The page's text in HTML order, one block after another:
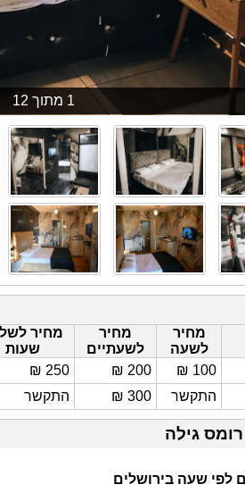
1 מתוך 12
מחיר
לשעה
מחיר
לשעתיים
מחיר
שעות
100 ₪
200 ₪
250 ₪
התקשר 300 ₪ התקשר
גילה
לפי שעה בירושלים